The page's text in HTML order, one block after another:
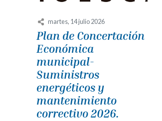
martes, 14 julio 2026
Plan de Concertación
Económica
municipal-
Suministros
energéticos y
mantenimiento
correctivo 2026.